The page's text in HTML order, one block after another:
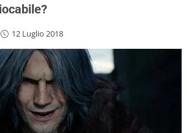
12 Luglio 2018